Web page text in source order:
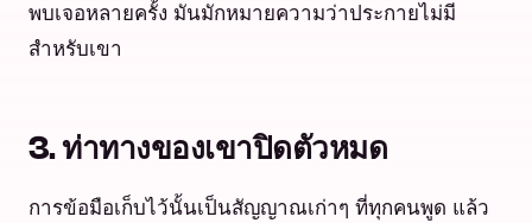
พบเจอหลายครั้ง มันมักหมายความว่าประกายไม่มี
สำหรับเขา
3. ท่าทางของเขาปิดตัวหมด
การข้อมือเก็บไว้นั้นเป็นสัญญาณเก่าๆ ที่ทุกคนพูด แล้ว